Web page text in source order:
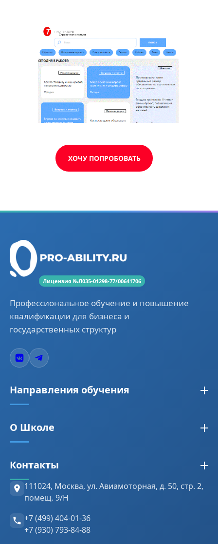
ХОЧУ ПОПРОБОВАТЬ
Лицензия №Л035-01298-77/00641706
Профессиональное обучение и повышение
квалификации для бизнеса и
государственных структур
Направления обучения
Бухгалтерия
Противодействие коррупции
Антитеррористическая безопасность
Информационная безопасность
Воинский учет
О Школе
Лицензия
Проверка документов (ФРДО)
Отзывы клиентов
Преподаватели
Контакты
111024, Москва, ул. Авиамоторная, д. 50, стр. 2,
помещ. 9/Н
+7 (499) 404-01-36
+7 (930) 793-84-88